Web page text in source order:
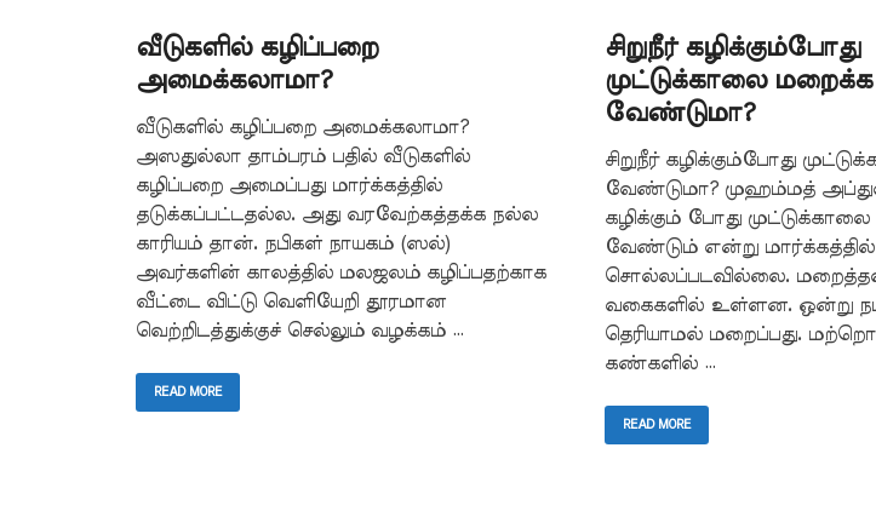
வீடுகளில் கழிப்பறை
அமைக்கலாமா?
வீடுகளில் கழிப்பறை அமைக்கலாமா?
அஸதுல்லா தாம்பரம் பதில் வீடுகளில்
கழிப்பறை அமைப்பது மார்க்கத்தில்
தடுக்கப்பட்டதல்ல. அது வரவேற்கத்தக்க நல்ல
காரியம் தான். நபிகள் நாயகம் (ஸல்)
அவர்களின் காலத்தில் மலஜலம் கழிப்பதற்காக
வீட்டை விட்டு வெளியேறி தூரமான
வெற்றிடத்துக்குச் செல்லும் வழக்கம் …
READ MORE
சிறுநீர் கழிக்கும்போது
முட்டுக்காலை மறைக்க
வேண்டுமா?
சிறுநீர் கழிக்கும்போது
வேண்டுமா? முஹம்மத்
கழிக்கும் போது
வேண்டும் என்று மார்க்கத்தில்
சொல்லப்படவில்லை.
வகைகளில் உள்ளன. ஒன்று
தெரியாமல் மறைப்பது.
கண்களில் …
READ MORE